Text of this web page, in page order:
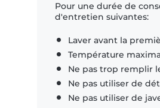
Pour une durée de
d'entretien suivantes:
Laver avant la
Température
Ne pas trop remplir
Ne pas utiliser de
Ne pas utiliser de